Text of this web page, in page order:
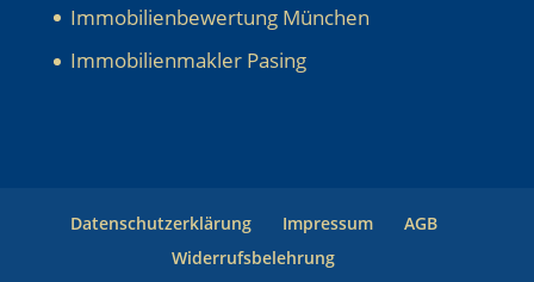
Immobilienbewertung München
Immobilienmakler Pasing
Datenschutzerklärung Impressum
AGB
Widerrufsbelehrung